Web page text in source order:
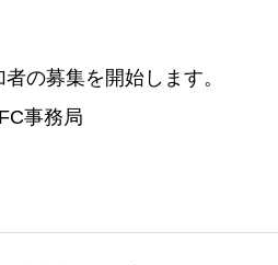
の募集を開始します。
事務局